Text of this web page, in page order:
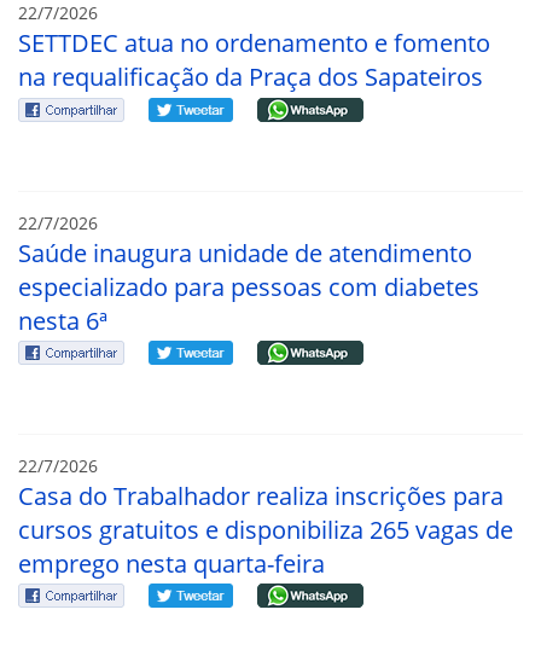
22/7/2026
SETTDEC atua no ordenamento e fomento
na requalificação da Praça dos Sapateiros
22/7/2026
Saúde inaugura unidade de atendimento
especializado para pessoas com diabetes
nesta 6ª
22/7/2026
Casa do Trabalhador realiza inscrições para
cursos gratuitos e disponibiliza 265 vagas de
emprego nesta quarta-feira